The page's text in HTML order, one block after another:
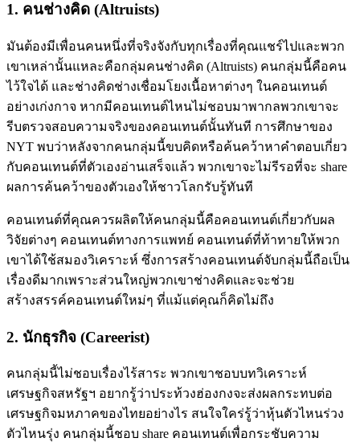
1. คนช่างคิด (Altruists)
มันต้องมีเพื่อนคนหนึ่งที่จริงจังกับทุกเรื่องที่คุณแชร์ไปและพวก
เขาเหล่านั้นแหละคือกลุ่มคนช่างคิด (Altruists) คนกลุ่มนี้คือคน
ไว้ใจได้ และช่างคิดช่างเชื่อมโยงเนื้อหาต่างๆ ในคอนเทนต์
อย่างเก่งกาจ หากมีคอนเทนต์ไหนไม่ชอบมาพากลพวกเขาจะ
รีบตรวจสอบความจริงของคอนเทนต์นั้นทันที การศึกษาของ
NYT พบว่าหลังจากคนกลุ่มนี้ขบคิดหรือค้นคว้าหาคำตอบเกี่ยว
กับคอนเทนต์ที่ตัวเองอ่านเสร็จแล้ว พวกเขาจะไม่รีรอที่จะ share
ผลการค้นคว้าของตัวเองให้ชาวโลกรับรู้ทันที
คอนเทนต์ที่คุณควรผลิตให้คนกลุ่มนี้คือคอนเทนต์เกี่ยวกับผล
วิจัยต่างๆ คอนเทนต์ทางการแพทย์ คอนเทนต์ที่ท้าทายให้พวก
เขาได้ใช้สมองวิเคราะห์ ซึ่งการสร้างคอนเทนต์จับกลุ่มนี้ถือเป็น
เรื่องดีมากเพราะส่วนใหญ่พวกเขาช่างคิดและจะช่วย
สร้างสรรค์คอนเทนต์ใหม่ๆ ที่แม้แต่คุณก็คิดไม่ถึง
2. นักธุรกิจ (Careerist)
คนกลุ่มนี้ไม่ชอบเรื่องไร้สาระ พวกเขาชอบบทวิเคราะห์
เศรษฐกิจสหรัฐฯ อยากรู้ว่าประท้วงฮ่องกงจะส่งผลกระทบต่อ
เศรษฐกิจมหภาคของไทยอย่างไร สนใจใคร่รู้ว่าหุ้นตัวไหนร่วง
ตัวไหนรุ่ง คนกลุ่มนี้ชอบ share คอนเทนต์เพื่อกระชับความ